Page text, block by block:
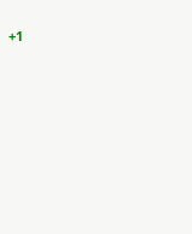
+1